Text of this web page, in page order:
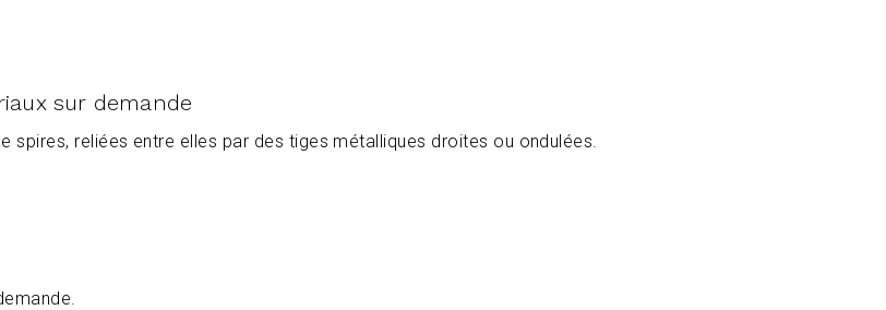
sur demande
spires, reliées entre elles par des tiges métalliques droites ou ondulées.